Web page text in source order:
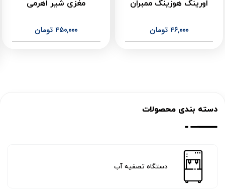
اورینگ هوزینگ ممبران
46,000 تومان
مغزی شیر اهرمی
450,000 تومان
دسته بندی محصولات
دستگاه تصفیه آب